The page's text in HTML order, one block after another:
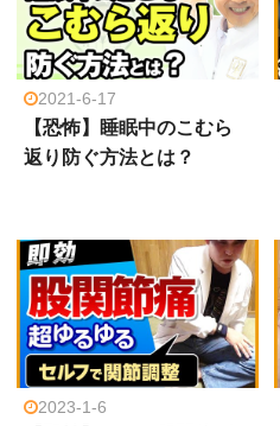
2021-6-17
【恐怖】睡眠中のこむら
返り防ぐ方法とは？
2023-1-6